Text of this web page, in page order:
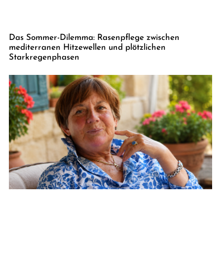
Das Sommer-Dilemma: Rasenpflege zwischen
mediterranen Hitzewellen und plötzlichen
Starkregenphasen